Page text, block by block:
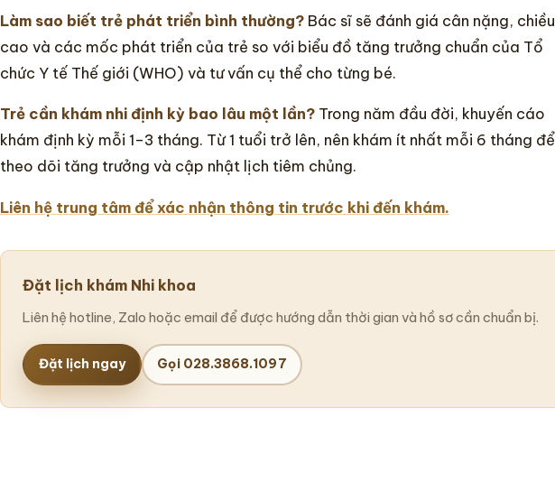
Làm sao biết trẻ phát triển bình thường? Bác sĩ sẽ đánh giá cân nặng, chiều
cao và các mốc phát triển của trẻ so với biểu đồ tăng trưởng chuẩn của Tổ
chức Y tế Thế giới (WHO) và tư vấn cụ thể cho từng bé.
Trẻ cần khám nhi định kỳ bao lâu một lần? Trong năm đầu đời, khuyến cáo
khám định kỳ mỗi 1–3 tháng. Từ 1 tuổi trở lên, nên khám ít nhất mỗi 6 tháng để
theo dõi tăng trưởng và cập nhật lịch tiêm chủng.
Liên hệ trung tâm để xác nhận thông tin trước khi đến khám.
Đặt lịch khám Nhi khoa
Liên hệ hotline, Zalo hoặc email để được hướng dẫn thời gian và hồ sơ cần chuẩn bị.
Đặt lịch ngay Gọi 028.3868.1097